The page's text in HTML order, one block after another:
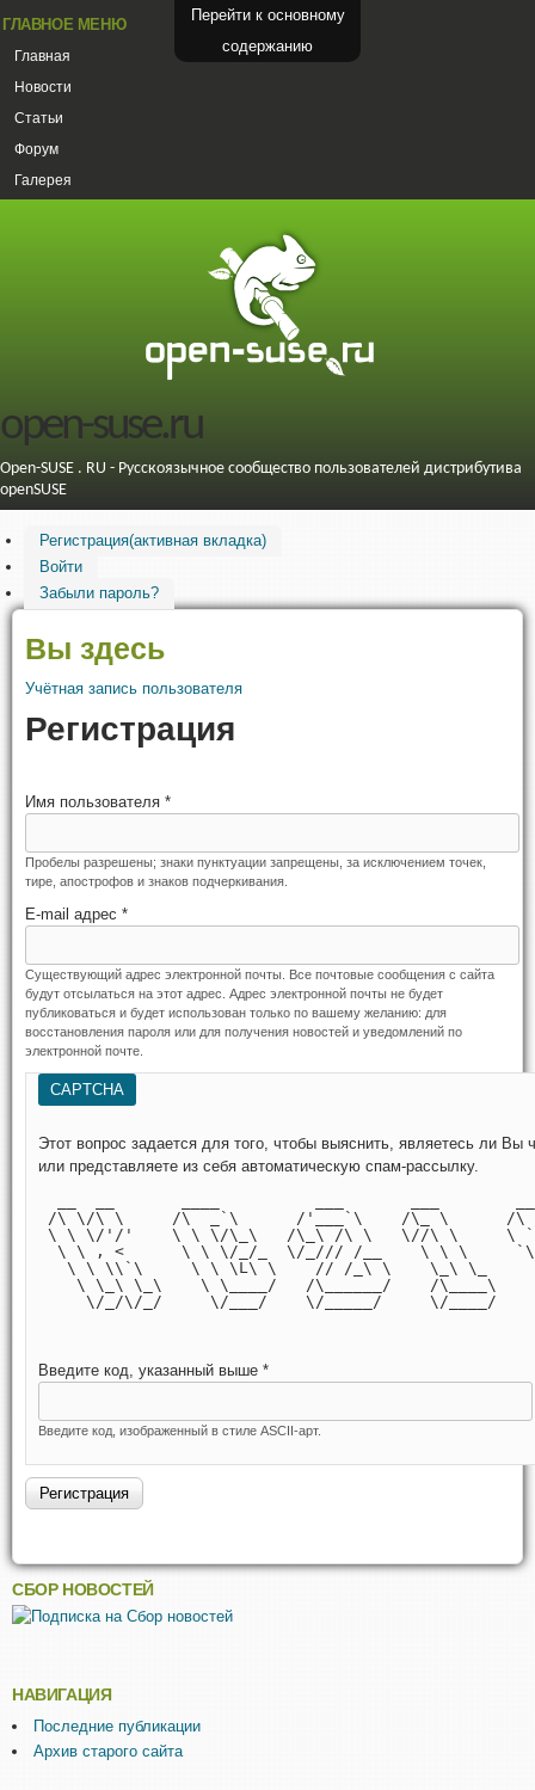
Перейти к основному
содержанию
ГЛАВНОЕ МЕНЮ
Главная
Новости
Статьи
Форум
Галерея
open-suse.ru
Open-SUSE . RU - Русскоязычное сообщество пользователей дистрибутива
openSUSE
Регистрация(активная вкладка)
Войти
Забыли пароль?
Вы здесь
Учётная запись пользователя
Регистрация
Имя пользователя *
Пробелы разрешены; знаки пунктуации запрещены, за исключением точек,
тире, апострофов и знаков подчеркивания.
E-mail адрес *
Существующий адрес электронной почты. Все почтовые сообщения с сайта
будут отсылаться на этот адрес. Адрес электронной почты не будет
публиковаться и будет использован только по вашему желанию: для
восстановления пароля или для получения новостей и уведомлений по
электронной почте.
CAPTCHA
Этот вопрос задается для того, чтобы выяснить, являетесь ли Вы человеком
или представляете из себя автоматическую спам-рассылку.
/\ \/\ \     /\  _`\      /'___`\    /\_ \
\ \ \/'/'    \ \ \/\_\   /\_\ /\ \   \//\ \
\ \ , <      \ \ \/_/_  \/_/// /__    \ \ \
\ \ \\`\     \ \ \L\ \    // /_\ \    \_\ \_
\ \_\ \_\    \ \____/   /\______/    /\____\
\/_/\/_/     \/___/    \/_____/     \/____/
Введите код, указанный выше *
Введите код, изображенный в стиле ASCII-арт.
СБОР НОВОСТЕЙ
НАВИГАЦИЯ
Последние публикации
Архив старого сайта